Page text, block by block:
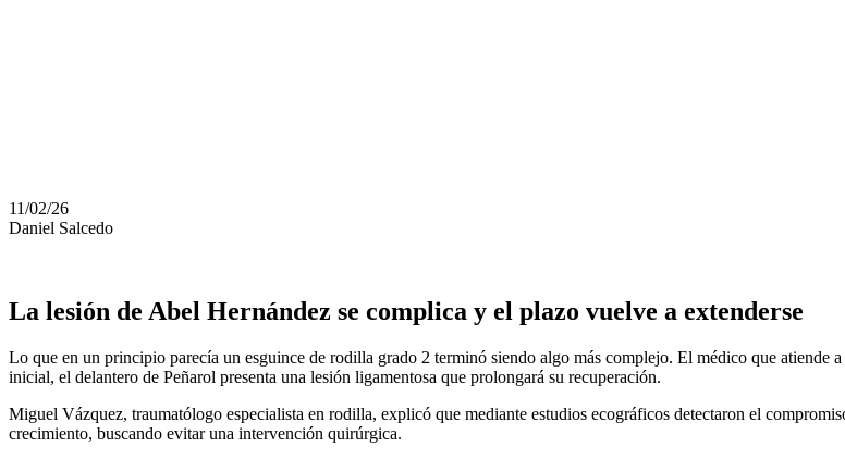
11/02/26
Daniel Salcedo
La lesión de Abel Hernández se complica y el plazo vuelve a extenderse
Lo que en un principio parecía un esguince de rodilla grado 2 terminó siendo algo más complejo. El médico que atiende
inicial, el delantero de Peñarol presenta una lesión ligamentosa que prolongará su recuperación.
Miguel Vázquez, traumatólogo especialista en rodilla, explicó que mediante estudios ecográficos detectaron el
crecimiento, buscando evitar una intervención quirúrgica.